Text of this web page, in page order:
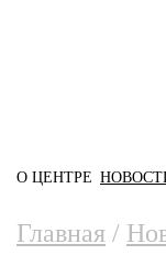
Главное меню
О ЦЕНТРЕ
Вы здесь
Главная /